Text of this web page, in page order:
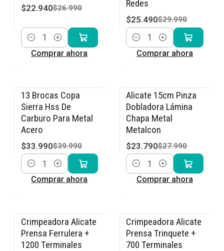
$22.940$26.990
Cantidad
Comprar ahora
Redes
$25.490$29.990
Cantidad
Comprar ahora
-15% OFF
13 Brocas Copa
Sierra Hss De
Carburo Para Metal
Acero
$33.990$39.990
Cantidad
Comprar ahora
-15% OFF
Alicate 15cm Pinza
Dobladora Lámina
Chapa Metal
Metalcon
$23.790$27.990
Cantidad
Comprar ahora
-15% OFF
Crimpeadora Alicate
Prensa Ferrulera +
1200 Terminales
-20% OFF
Crimpeadora Alicate
Prensa Trinquete +
700 Terminales